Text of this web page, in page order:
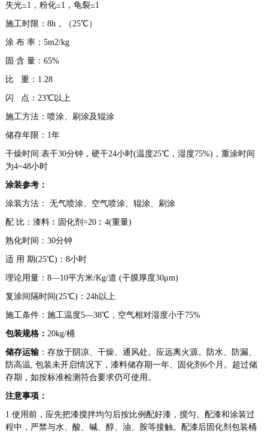
失光≤1，粉化≤1，龟裂≤1
施工时限：8h，（25℃）
涂 布 率：5m2/kg
固 含 量：65%
比 重：1.28
闪 点：23℃以上
施工方法：喷涂、刷涂及辊涂
储存年限：1年
干燥时间:表干30分钟，硬干24小时(温度25℃，湿度75%)，重涂时间
为4~48小时
涂装参考：
涂装方法： 无气喷涂、空气喷涂、辊涂、刷涂
配 比：漆料︰固化剂=20︰4(重量)
熟化时间：30分钟
适 用 期(25℃)：8小时
理论用量：8—10平方米/Kg/道 (干膜厚度30μm)
复涂间隔时间(25℃)：24h以上
施工条件：施工温度5—38℃，空气相对湿度小于75%
包装规格： 20kg/桶
储存运输：存放于阴凉、干燥、通风处。应远离火源。防水、防漏、
防高温, 包装未开启情况下，漆料储存期一年、固化剂6个月。超过储
存期，如按标准检测符合要求仍可使用。
注意事项：
1.使用前，应先把漆搅拌均匀后按比例配好漆，搅匀。配漆和涂装过
程中，严禁与水、酸、碱、醇、油、胺等接触。配漆后固化剂包装桶